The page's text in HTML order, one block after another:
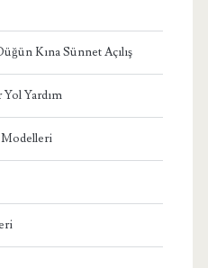
Kına Sünnet Açılış
Yol Yardım
Modelleri